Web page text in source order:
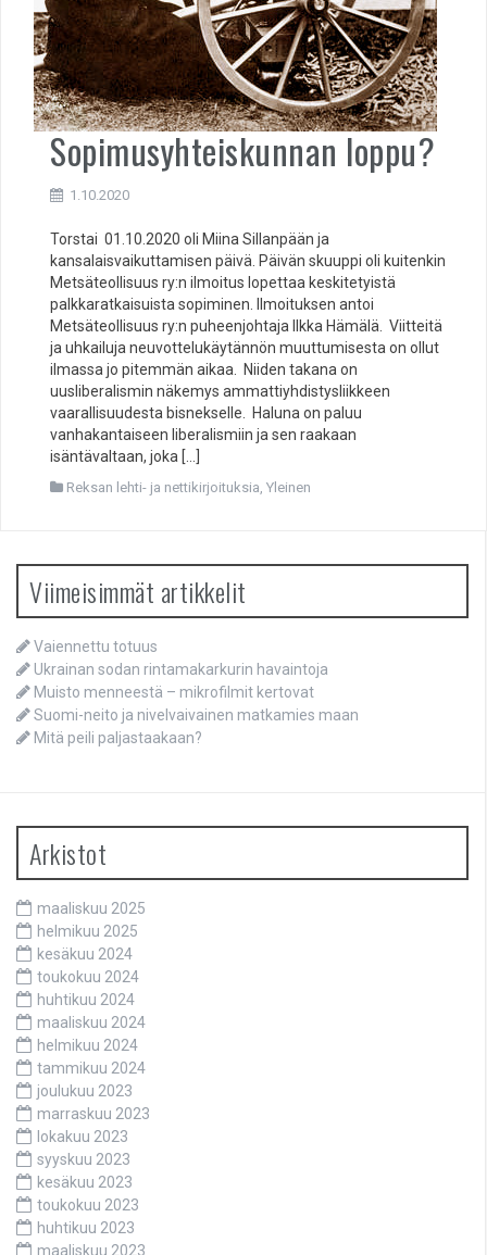
Sopimusyhteiskunnan loppu?
1.10.2020
Torstai 01.10.2020 oli Miina Sillanpään ja
kansalaisvaikuttamisen päivä. Päivän skuuppi oli kuitenkin
Metsäteollisuus ry:n ilmoitus lopettaa keskitetyistä
palkkaratkaisuista sopiminen. Ilmoituksen antoi
Metsäteollisuus ry:n puheenjohtaja Ilkka Hämälä. Viitteitä
ja uhkailuja neuvottelukäytännön muuttumisesta on ollut
ilmassa jo pitemmän aikaa. Niiden takana on
uusliberalismin näkemys ammattiyhdistysliikkeen
vaarallisuudesta bisnekselle. Haluna on paluu
vanhakantaiseen liberalismiin ja sen raakaan
isäntävaltaan, joka […]
Reksan lehti- ja nettikirjoituksia, Yleinen
Viimeisimmät artikkelit
Vaiennettu totuus
Ukrainan sodan rintamakarkurin havaintoja
Muisto menneestä – mikrofilmit kertovat
Suomi-neito ja nivelvaivainen matkamies maan
Mitä peili paljastaakaan?
Arkistot
maaliskuu 2025
helmikuu 2025
kesäkuu 2024
toukokuu 2024
huhtikuu 2024
maaliskuu 2024
helmikuu 2024
tammikuu 2024
joulukuu 2023
marraskuu 2023
lokakuu 2023
syyskuu 2023
kesäkuu 2023
toukokuu 2023
huhtikuu 2023
maaliskuu 2023